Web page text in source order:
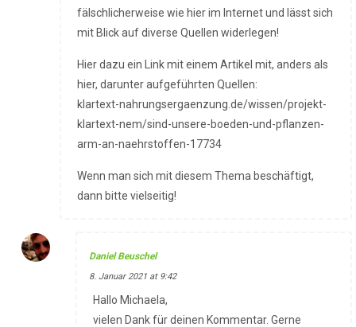
fälschlicherweise wie hier im Internet und lässt sich
mit Blick auf diverse Quellen widerlegen!
Hier dazu ein Link mit einem Artikel mit, anders als
hier, darunter aufgeführten Quellen:
klartext-nahrungsergaenzung.de/wissen/projekt-
klartext-nem/sind-unsere-boeden-und-pflanzen-
arm-an-naehrstoffen-17734
Wenn man sich mit diesem Thema beschäftigt,
dann bitte vielseitig!
Daniel Beuschel
8. Januar 2021 at 9:42
Hallo Michaela,
vielen Dank für deinen Kommentar. Gerne